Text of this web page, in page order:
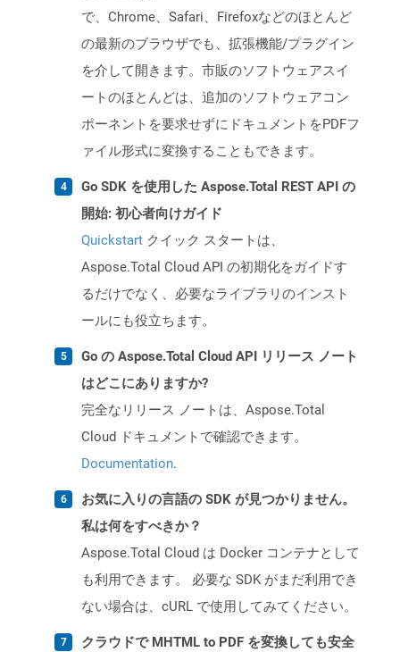
で、Chrome、Safari、Firefoxなどのほとんど
の最新のブラウザでも、拡張機能/プラグイン
を介して開きます。市販のソフトウェアスイ
ートのほとんどは、追加のソフトウェアコン
ポーネントを要求せずにドキュメントをPDFフ
ァイル形式に変換することもできます。
Go SDK を使用した Aspose.Total REST API の
開始: 初心者向けガイド
Quickstart クイック スタートは、
Aspose.Total Cloud API の初期化をガイドす
るだけでなく、必要なライブラリのインスト
ールにも役立ちます。
Go の Aspose.Total Cloud API リリース ノート
はどこにありますか?
完全なリリース ノートは、Aspose.Total
Cloud ドキュメントで確認できます。
Documentation.
お気に入りの言語の SDK が見つかりません。
私は何をすべきか？
Aspose.Total Cloud は Docker コンテナとして
も利用できます。 必要な SDK がまだ利用でき
ない場合は、cURL で使用してみてください。
クラウドで MHTML to PDF を変換しても安全